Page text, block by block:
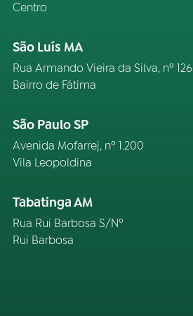
Centro
São Luís MA
Rua Armando Vieira da Silva, nº 126
Bairro de Fátima
São Paulo SP
Avenida Mofarrej, nº 1.200
Vila Leopoldina
Tabatinga AM
Rua Rui Barbosa S/Nº
Rui Barbosa